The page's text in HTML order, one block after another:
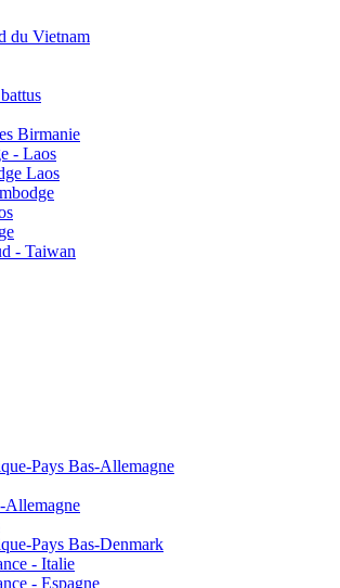
du Vietnam
Birmanie
- Laos
Laos
- Taiwan
Pays Bas-Allemagne
Allemagne
Pays Bas-Denmark
- Italie
- Espagne